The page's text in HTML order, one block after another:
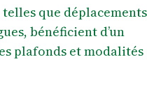
que déplacements
bénéficient d’un
plafonds et modalités